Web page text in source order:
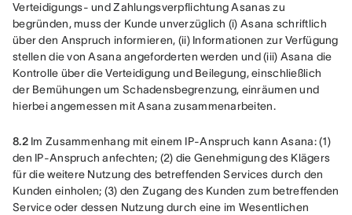
Verteidigungs- und Zahlungsverpflichtung Asanas zu
begründen, muss der Kunde unverzüglich (i) Asana schriftlich
über den Anspruch informieren, (ii) Informationen zur Verfügung
stellen die von Asana angeforderten werden und (iii) Asana die
Kontrolle über die Verteidigung und Beilegung, einschließlich
der Bemühungen um Schadensbegrenzung, einräumen und
hierbei angemessen mit Asana zusammenarbeiten.
8.2 Im Zusammenhang mit einem IP-Anspruch kann Asana: (1)
den IP-Anspruch anfechten; (2) die Genehmigung des Klägers
für die weitere Nutzung des betreffenden Services durch den
Kunden einholen; (3) den Zugang des Kunden zum betreffenden
Service oder dessen Nutzung durch eine im Wesentlichen